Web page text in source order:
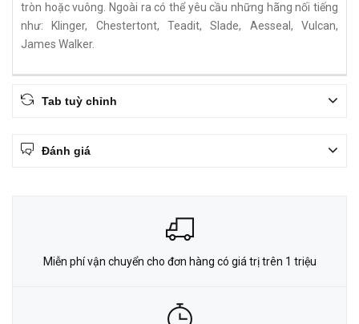
tròn hoặc vuông. Ngoài ra có thể yêu cầu những hãng nối tiếng
như: Klinger, Chestertont, Teadit, Slade, Aesseal, Vulcan,
James Walker.
Tab tuỳ chỉnh
Đánh giá
Miễn phí vận chuyển cho đơn hàng có giá trị trên 1 triệu